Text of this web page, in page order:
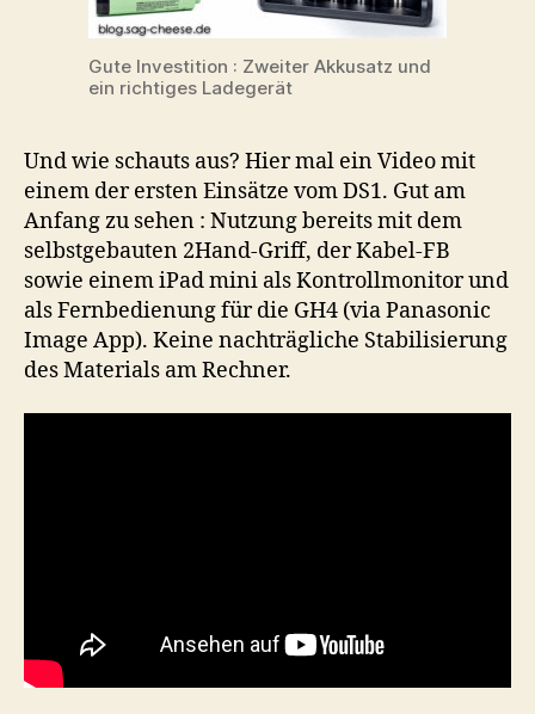
Gute Investition : Zweiter Akkusatz und
ein richtiges Ladegerät
Und wie schauts aus? Hier mal ein Video mit
einem der ersten Einsätze vom DS1. Gut am
Anfang zu sehen : Nutzung bereits mit dem
selbstgebauten 2Hand-Griff, der Kabel-FB
sowie einem iPad mini als Kontrollmonitor und
als Fernbedienung für die GH4 (via Panasonic
Image App). Keine nachträgliche Stabilisierung
des Materials am Rechner.